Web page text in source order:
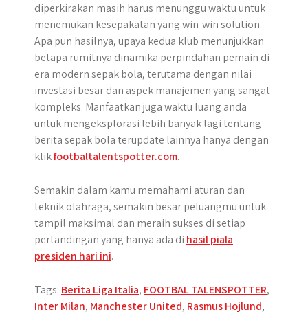
diperkirakan masih harus menunggu waktu untuk
menemukan kesepakatan yang win-win solution.
Apa pun hasilnya, upaya kedua klub menunjukkan
betapa rumitnya dinamika perpindahan pemain di
era modern sepak bola, terutama dengan nilai
investasi besar dan aspek manajemen yang sangat
kompleks. Manfaatkan juga waktu luang anda
untuk mengeksplorasi lebih banyak lagi tentang
berita sepak bola terupdate lainnya hanya dengan
klikfootbaltalentspotter.com.
Semakin dalam kamu memahami aturan dan
teknik olahraga, semakin besar peluangmu untuk
tampil maksimal dan meraih sukses di setiap
pertandingan yang hanya ada di hasil piala
presiden hari ini.
Tags: Berita Liga Italia, FOOTBAL TALENSPOTTER,
Inter Milan, Manchester United, Rasmus Hojlund,